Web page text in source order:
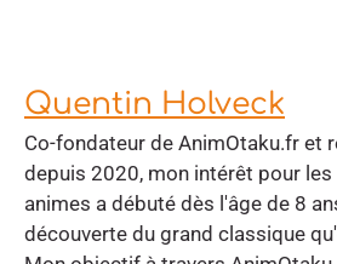
Quentin Holveck
Co-fondateur de AnimOtaku.fr et
depuis 2020, mon intérêt pour
animes a débuté dès l'âge de 8
découverte du grand classique